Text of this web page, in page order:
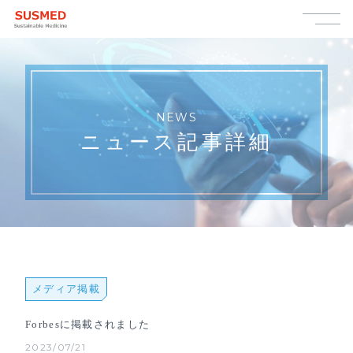
NEWS
ニュース記事詳細
メディア掲載
Forbesに掲載されました
2023/07/21